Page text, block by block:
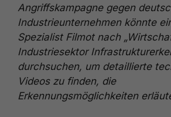
Angriffskampagne gegen
Industrieunternehmen könnte
Spezialist Filmot nach
Industriesektor
durchsuchen, um detaillierte
Videos zu finden, die
Erkennungsmöglichkeiten